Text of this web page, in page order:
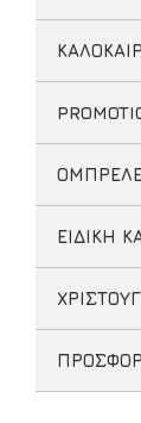
ΕΙΔΙΚΗ